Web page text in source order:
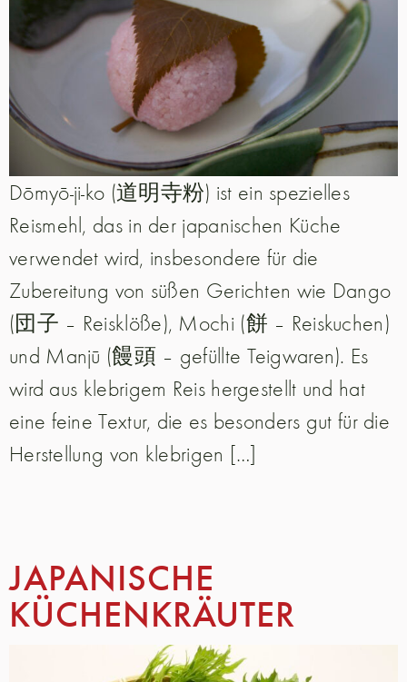
Dōmyō-ji-ko (道明寺粉) ist ein spezielles
Reismehl, das in der japanischen Küche
verwendet wird, insbesondere für die
Zubereitung von süßen Gerichten wie Dango
(団子 – Reisklöße), Mochi (餅 – Reiskuchen)
und Manjū (饅頭 – gefüllte Teigwaren). Es
wird aus klebrigem Reis hergestellt und hat
eine feine Textur, die es besonders gut für die
Herstellung von klebrigen […]
JAPANISCHE
KÜCHENKRÄUTER